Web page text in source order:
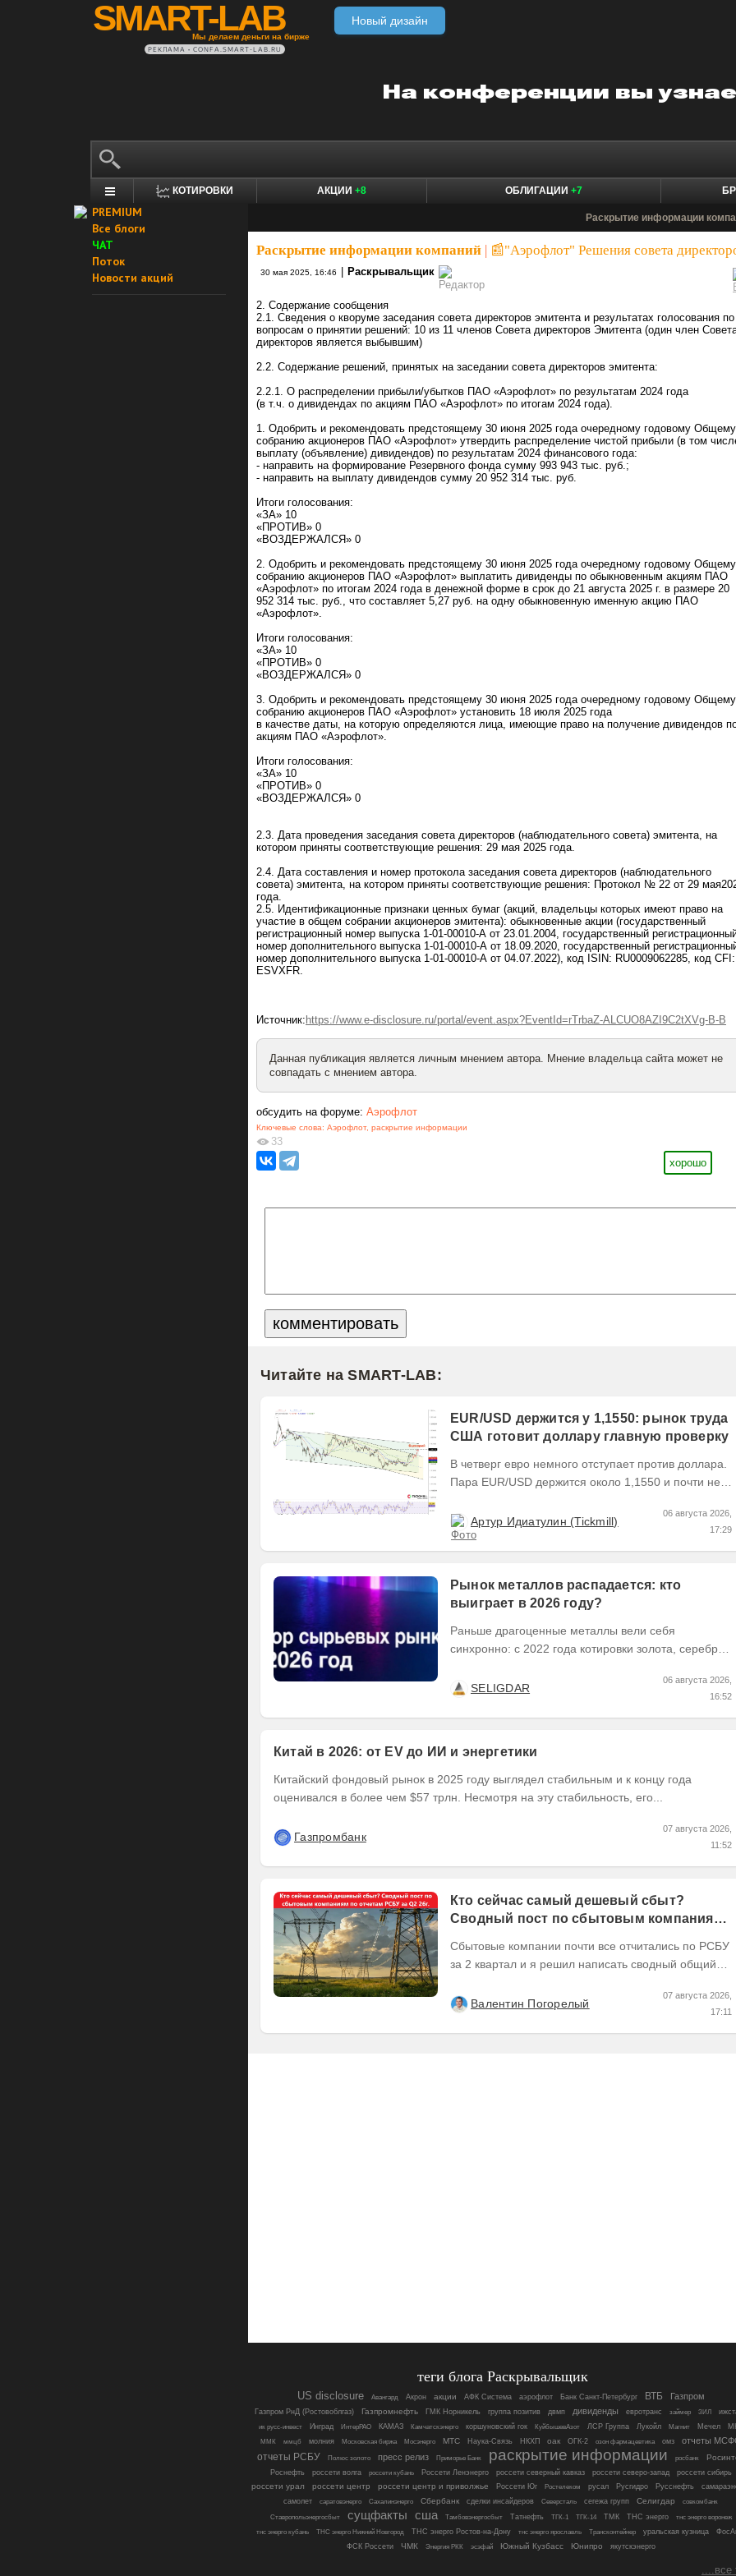
SMART-LAB
Мы делаем деньги на бирже
Новый дизайн
РЕКЛАМА • CONFA.SMART-LAB.RU
КОТИРОВКИ АКЦИИ +8 ОБЛИГАЦИИ +7
PREMIUM
Все блоги
ЧАТ
Поток
Новости акций
Раскрытие информации
Раскрытие информации компаний 📰"Аэрофлот" Решения совета
30 мая 2025, 16:46 Раскрывальщик
2. Содержание сообщения
2.1. Сведения о кворуме заседания совета директоров эмитента и результатах голосования по
вопросам о принятии решений: 10 из 11 членов Совета директоров Эмитента (один член
директоров является выбывшим)
2.2. Содержание решений, принятых на заседании совета директоров эмитента:
2.2.1. О распределении прибыли/убытков ПАО «Аэрофлот» по результатам 2024 года
(в т.ч. о дивидендах по акциям ПАО «Аэрофлот» по итогам 2024 года).
1. Одобрить и рекомендовать предстоящему 30 июня 2025 года очередному годовому Общему
собранию акционеров ПАО «Аэрофлот» утвердить распределение чистой прибыли (в том
выплату (объявление) дивидендов) по результатам 2024 финансового года:
- направить на формирование Резервного фонда сумму 993 943 тыс. руб.;
- направить на выплату дивидендов сумму 20 952 314 тыс. руб.
Итоги голосования:
«ЗА» 10
«ПРОТИВ» 0
«ВОЗДЕРЖАЛСЯ» 0
2. Одобрить и рекомендовать предстоящему 30 июня 2025 года очередному годовому Общему
собранию акционеров ПАО «Аэрофлот» выплатить дивиденды по обыкновенным акциям ПАО
«Аэрофлот» по итогам 2024 года в денежной форме в срок до 21 августа 2025 г. в размере 20
952 314 тыс. руб., что составляет 5,27 руб. на одну обыкновенную именную акцию ПАО
«Аэрофлот».
Итоги голосования:
«ЗА» 10
«ПРОТИВ» 0
«ВОЗДЕРЖАЛСЯ» 0
3. Одобрить и рекомендовать предстоящему 30 июня 2025 года очередному годовому Общему
собранию акционеров ПАО «Аэрофлот» установить 18 июля 2025 года
в качестве даты, на которую определяются лица, имеющие право на получение дивидендов
акциям ПАО «Аэрофлот».
Итоги голосования:
«ЗА» 10
«ПРОТИВ» 0
«ВОЗДЕРЖАЛСЯ» 0
2.3. Дата проведения заседания совета директоров (наблюдательного совета) эмитента, на
котором приняты соответствующие решения: 29 мая 2025 года.
2.4. Дата составления и номер протокола заседания совета директоров (наблюдательного
совета) эмитента, на котором приняты соответствующие решения: Протокол № 22 от 29
года.
2.5. Идентификационные признаки ценных бумаг (акций, владельцы которых имеют право на
участие в общем собрании акционеров эмитента): обыкновенные акции (государственный
регистрационный номер выпуска 1-01-00010-А от 23.01.2004, государственный
номер дополнительного выпуска 1-01-00010-А от 18.09.2020, государственный
номер дополнительного выпуска 1-01-00010-А от 04.07.2022), код ISIN: RU0009062285, код CFI:
ESVXFR.
Источник: https://www.e-disclosure.ru/portal/event.aspx?EventId=rTrbaZ-ALCUO8AZI9C2tXVg-B-B
Данная публикация является личным мнением автора. Мнение владельца сайта может не
совпадать с мнением автора.
обсудить на форуме: Аэрофлот
Ключевые слова: Аэрофлот, раскрытие информации
33
хорошо
Читайте на SMART-LAB:
EUR/USD держится у 1,1550: рынок труда
США готовит доллару главную проверку
В четверг евро немного отступает против доллара.
Пара EUR/USD держится около 1,1550 и почти не
Артур Идиатулин (Tickmill)
06 августа 2026,
17:29
Рынок металлов распадается: кто
выиграет в 2026 году?
Раньше драгоценные металлы вели себя
синхронно: с 2022 года котировки золота, серебра
разделился. В...
SELIGDAR
06 августа 2026,
16:52
Китай в 2026: от EV до ИИ и энергетики
Китайский фондовый рынок в 2025 году выглядел стабильным и к концу года
оценивался в более чем $57 трлн. Несмотря на эту стабильность, его...
Газпромбанк
07 августа 2026,
11:52
Кто сейчас самый дешевый сбыт?
Сводный пост по сбытовым компаниям
Сбытовые компании почти все отчитались по РСБУ
за 2 квартал и я решил написать сводный общий
Валентин Погорелый
07 августа 2026,
17:11
теги блога Раскрывальщик
US disclosure Авангард Акрон акции АФК Система аэрофлот Банк Санкт-Петербург ВТБ Газпром
Газпром РнД (Ростовоблгаз) Газпромнефть ГМК Норникель группа позитив двмп дивиденды евротранс займер ЗИЛ
ик русс-инвест
Инград ИнтерРАО КАМАЗ Камчатскэнерго коршуновский гок КуйбышевАзот ЛСР Группа Лукойл Магнит Мечел
ММК ммцб молния Московская биржа Мосэнерго МТС Наука-Связь НКХП оак ОГК-2 озон фармацевтика омз отчеты
отчеты РСБУ Полюс золото пресс релиз Приморье Банк раскрытие информации росбанк
Роснефть россети волга россети кубань Россети Ленэнерго россети северный кавказ россети северо-запад россети сибирь
россети урал россети центр россети центр и приволжье Россети Юг Ростелеком русал Русгидро Русснефть
самолет
саратовэнерго Сахалинэнерго Сбербанк сделки инсайдеров Северсталь сегежа групп Селигдар совкомбанк
Ставропольэнергосбыт сущфакты сша Тамбовэнергосбыт Татнефть ТГК-1 ТГК-14 ТМК ТНС энерго
тнс энерго воронеж
тнс энерго кубань
ТНС энерго Нижний Новгород ТНС энерго Ростов-на-Дону тнс энерго ярославль Трансконтейнер уральская кузница
ФСК Россети
ЧМК Энергия РКК эсэфай Южный Кузбасс Юнипро якутскэнерго
....все